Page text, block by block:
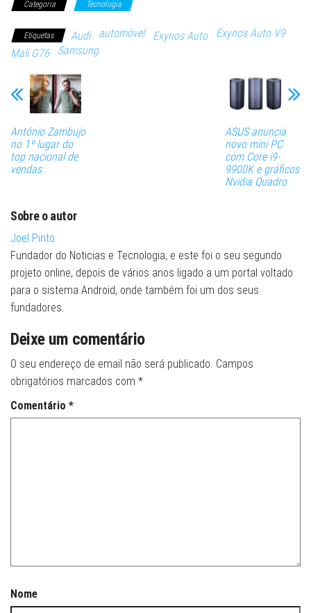
Categoria Tecnologia
Etiquetas Audi automóvel Exynos Auto
Exynos Auto V9
Mali G76
Samsung
António Zambujo
no 1º lugar do
top nacional de
vendas
ASUS anuncia
novo mini PC
com Core i9-
9900K e gráficos
Nvidia Quadro
Sobre o autor
Joel Pinto
Fundador do Noticias e Tecnologia, e este foi o seu segundo
projeto online, depois de vários anos ligado a um portal voltado
para o sistema Android, onde também foi um dos seus
fundadores.
Deixe um comentário
O seu endereço de email não será publicado. Campos
obrigatórios marcados com *
Comentário *
Nome